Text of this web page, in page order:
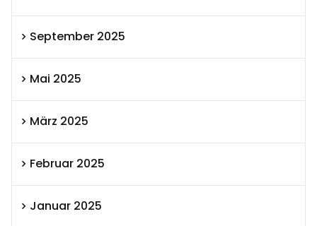
September 2025
Mai 2025
März 2025
Februar 2025
Januar 2025